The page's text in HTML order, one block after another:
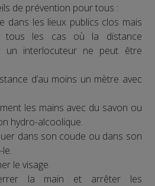
de prévention pour tous :
dans les lieux publics clos mais
tous les cas où la distance
un interlocuteur ne peut être
d’au moins un mètre avec
les mains avec du savon ou
hydro-alcoolique.
dans son coude ou dans son
le visage.
la main et arrêter les